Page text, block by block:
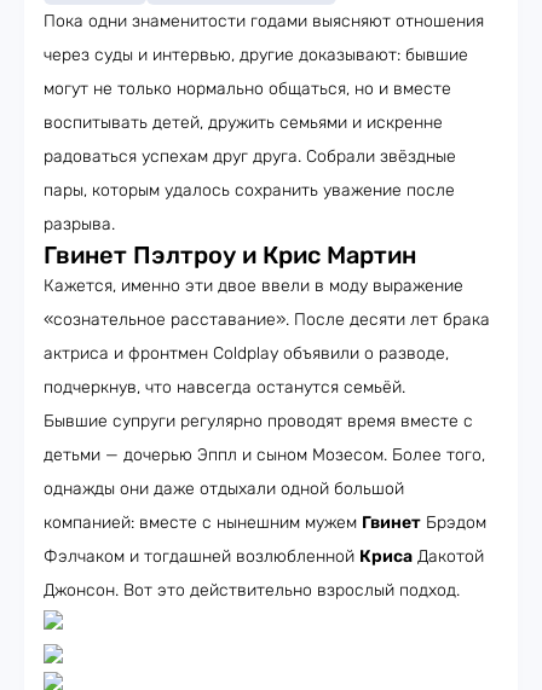
Пока одни знаменитости годами выясняют отношения
через суды и интервью, другие доказывают: бывшие
могут не только нормально общаться, но и вместе
воспитывать детей, дружить семьями и искренне
радоваться успехам друг друга. Собрали звёздные
пары, которым удалось сохранить уважение после
разрыва.
Гвинет Пэлтроу и Крис Мартин
Кажется, именно эти двое ввели в моду выражение
«сознательное расставание». После десяти лет брака
актриса и фронтмен Coldplay объявили о разводе,
подчеркнув, что навсегда останутся семьёй.
Бывшие супруги регулярно проводят время вместе с
детьми — дочерью Эппл и сыном Мозесом. Более того,
однажды они даже отдыхали одной большой
компанией: вместе с нынешним мужем Гвинет Брэдом
Фэлчаком и тогдашней возлюбленной Криса Дакотой
Джонсон. Вот это действительно взрослый подход.